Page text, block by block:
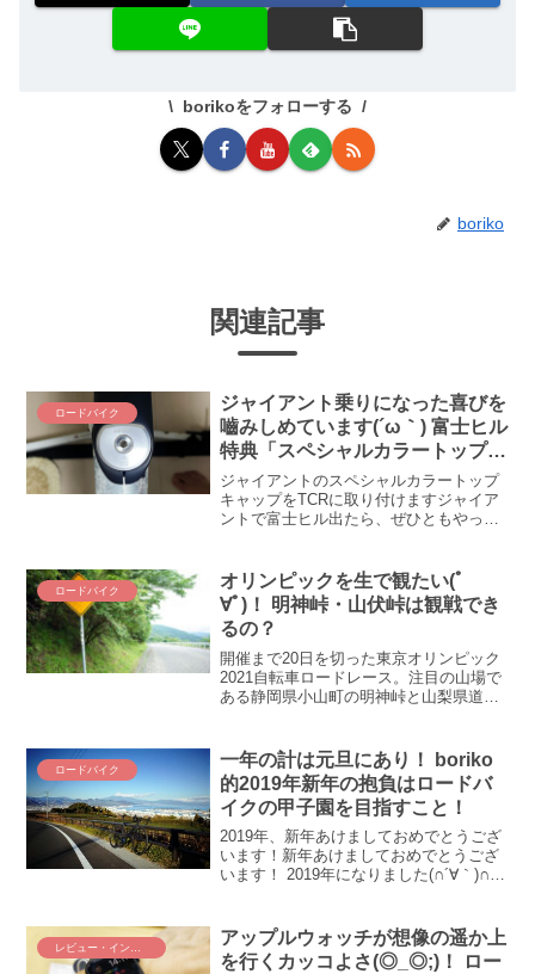
borikoをフォローする
boriko
関連記事
ロードバイク
ジャイアント乗りになった喜びを
嚙みしめています(´ω｀) 富士ヒル
特典「スペシャルカラートップキ
ャップ」をTCRに取り付けてみ
た！
ジャイアントのスペシャルカラートップ
キャップをTCRに取り付けますジャイア
ントで富士ヒル出たら、ぜひともやって
ャルカラートップキャップ」を取り付け
ること！ 今年の富士ヒ...
ロードバイク
オリンピックを生で観たい(ﾟ
∀ﾟ)！ 明神峠・山伏峠は観戦でき
るの？
開催まで20日を切った東京オリンピック
2021自転車ロードレース。注目の山場で
ある静岡県小山町の明神峠と山梨県道志
ロードバイク
一年の計は元旦にあり！ boriko
的2019年新年の抱負はロードバ
イクの甲子園を目指すこと！
2019年、新年あけましておめでとうござ
います！新年あけましておめでとうござ
います！ 2019年になりました(∩´∀｀)∩ﾜｰ
めて、そこの向かって猪突猛進してま...
レビュー・インプレ
アップルウォッチが想像の遥か上
を行くカッコよさ(◎_◎;)！ ロー